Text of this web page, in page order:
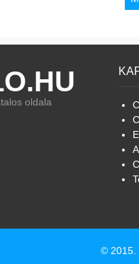
oldala
© 2015.